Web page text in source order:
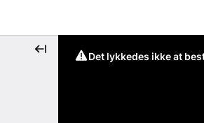
Det lykkedes ikke at